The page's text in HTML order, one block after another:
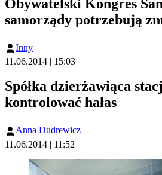
Obywatelski Kongres
samorządy potrzebują
Inny
11.06.2014 | 15:03
Spółka dzierżawiąca
kontrolować hałas
Anna Dudrewicz
11.06.2014 | 11:52